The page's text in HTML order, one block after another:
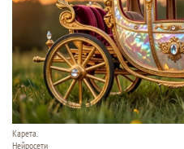
Карета.
Нейросети